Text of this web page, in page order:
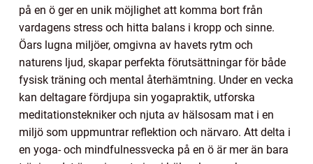
på en ö ger en unik möjlighet att komma bort från
vardagens stress och hitta balans i kropp och sinne.
Öars lugna miljöer, omgivna av havets rytm och
naturens ljud, skapar perfekta förutsättningar för både
fysisk träning och mental återhämtning. Under en vecka
kan deltagare fördjupa sin yogapraktik, utforska
meditationstekniker och njuta av hälsosam mat i en
miljö som uppmuntrar reflektion och närvaro. Att delta i
en yoga- och mindfulnessvecka på en ö är mer än bara